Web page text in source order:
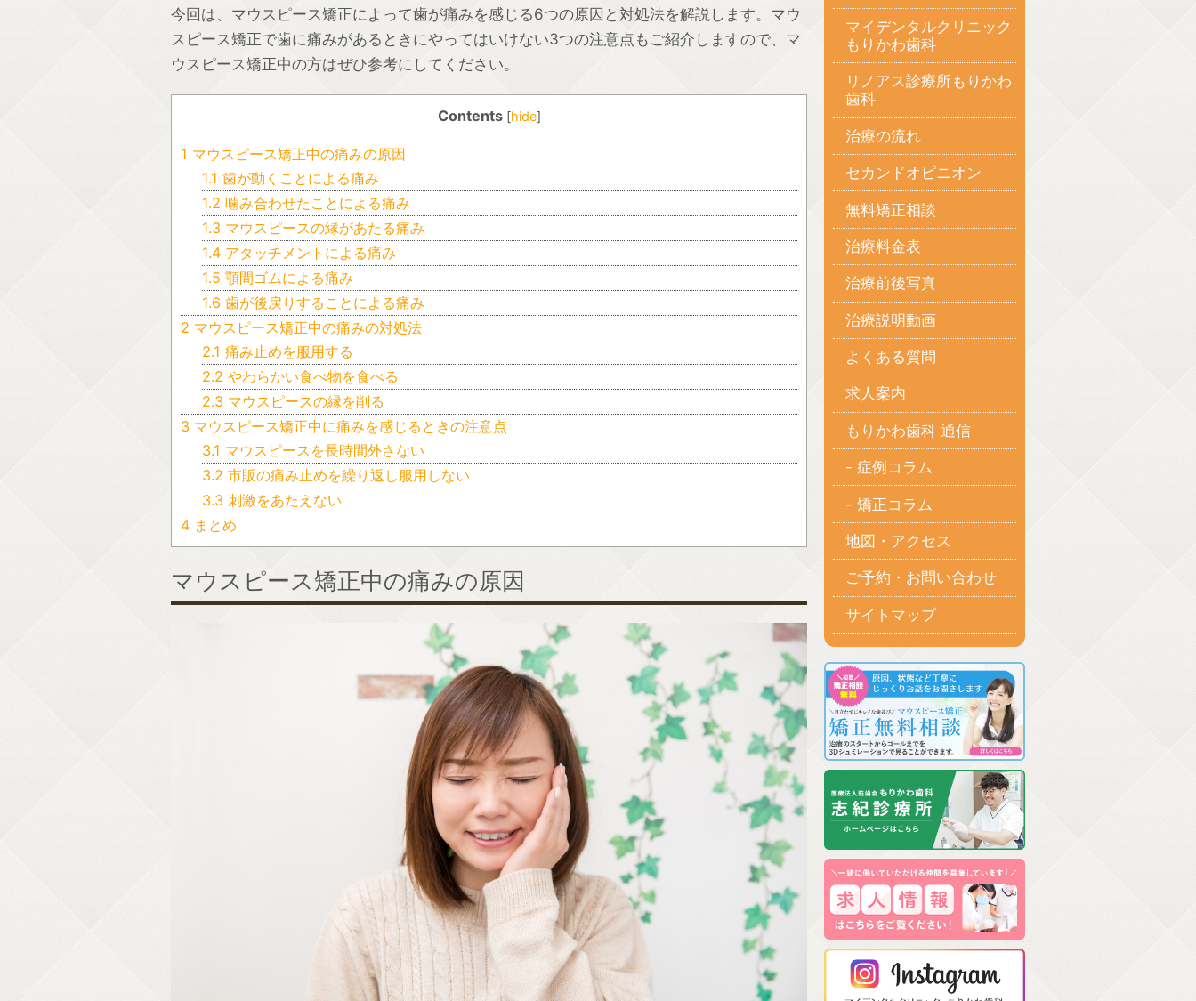
今回は、マウスピース矯正によって歯が痛みを感じる6つの原因と対処法を解説します。マウ
スピース矯正で歯に痛みがあるときにやってはいけない3つの注意点もご紹介しますので、マ
ウスピース矯正中の方はぜひ参考にしてください。
Contents [hide]
1 マウスピース矯正中の痛みの原因
1.1 歯が動くことによる痛み
1.2 噛み合わせたことによる痛み
1.3 マウスピースの縁があたる痛み
1.4 アタッチメントによる痛み
1.5 顎間ゴムによる痛み
1.6 歯が後戻りすることによる痛み
2 マウスピース矯正中の痛みの対処法
2.1 痛み止めを服用する
2.2 やわらかい食べ物を食べる
2.3 マウスピースの縁を削る
3 マウスピース矯正中に痛みを感じるときの注意点
3.1 マウスピースを長時間外さない
3.2 市販の痛み止めを繰り返し服用しない
3.3 刺激をあたえない
4 まとめ
マウスピース矯正中の痛みの原因
マイデンタルクリニック
もりかわ歯科
リノアス診療所もりかわ
歯科
治療の流れ
セカンドオピニオン
無料矯正相談
治療料金表
治療前後写真
治療説明動画
よくある質問
求人案内
もりかわ歯科 通信
- 症例コラム
- 矯正コラム
地図・アクセス
ご予約・お問い合わせ
サイトマップ